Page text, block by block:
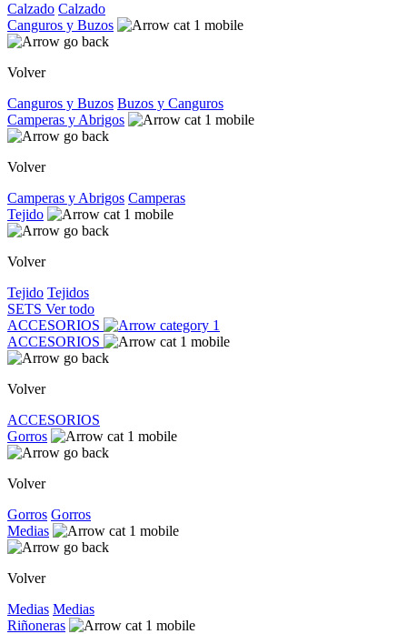
Calzado Calzado
Canguros y Buzos
Volver
Canguros y Buzos Buzos y Canguros
Camperas y Abrigos
Volver
Camperas y Abrigos Camperas
Tejido
Volver
Tejido Tejidos
SETS Ver todo
ACCESORIOS
ACCESORIOS
Volver
ACCESORIOS
Gorros
Volver
Gorros Gorros
Medias
Volver
Medias Medias
Riñoneras